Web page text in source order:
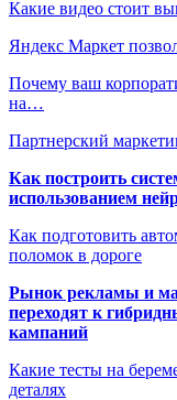
Какие видео стоит
Яндекс Маркет
Почему ваш
на…
Партнерский
Как построить
использованием
Как подготовить
поломок в дороге
Рынок рекламы и
переходят к
кампаний
Какие тесты на
деталях